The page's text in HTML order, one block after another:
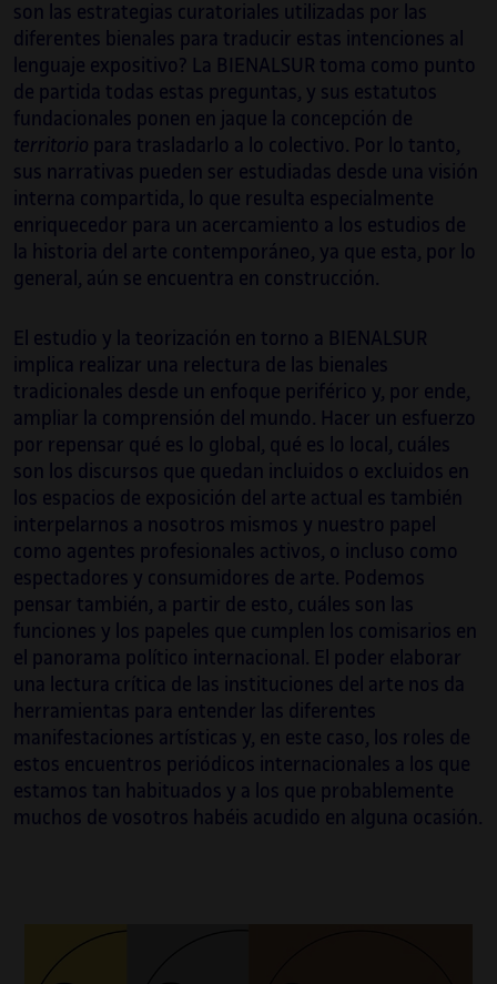
son las estrategias curatoriales utilizadas por las
diferentes bienales para traducir estas intenciones al
lenguaje expositivo? La BIENALSUR toma como punto
de partida todas estas preguntas, y sus estatutos
fundacionales ponen en jaque la concepción de
territorio para trasladarlo a lo colectivo. Por lo tanto,
sus narrativas pueden ser estudiadas desde una visión
interna compartida, lo que resulta especialmente
enriquecedor para un acercamiento a los estudios de
la historia del arte contemporáneo, ya que esta, por lo
general, aún se encuentra en construcción.
El estudio y la teorización en torno a BIENALSUR
implica realizar una relectura de las bienales
tradicionales desde un enfoque periférico y, por ende,
ampliar la comprensión del mundo. Hacer un esfuerzo
por repensar qué es lo global, qué es lo local, cuáles
son los discursos que quedan incluidos o excluidos en
los espacios de exposición del arte actual es también
interpelarnos a nosotros mismos y nuestro papel
como agentes profesionales activos, o incluso como
espectadores y consumidores de arte. Podemos
pensar también, a partir de esto, cuáles son las
funciones y los papeles que cumplen los comisarios en
el panorama político internacional. El poder elaborar
una lectura crítica de las instituciones del arte nos da
herramientas para entender las diferentes
manifestaciones artísticas y, en este caso, los roles de
estos encuentros periódicos internacionales a los que
estamos tan habituados y a los que probablemente
muchos de vosotros habéis acudido en alguna ocasión.